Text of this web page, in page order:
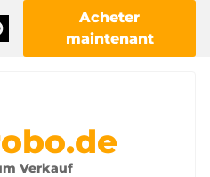
Acheter
maintenant
Verkauf